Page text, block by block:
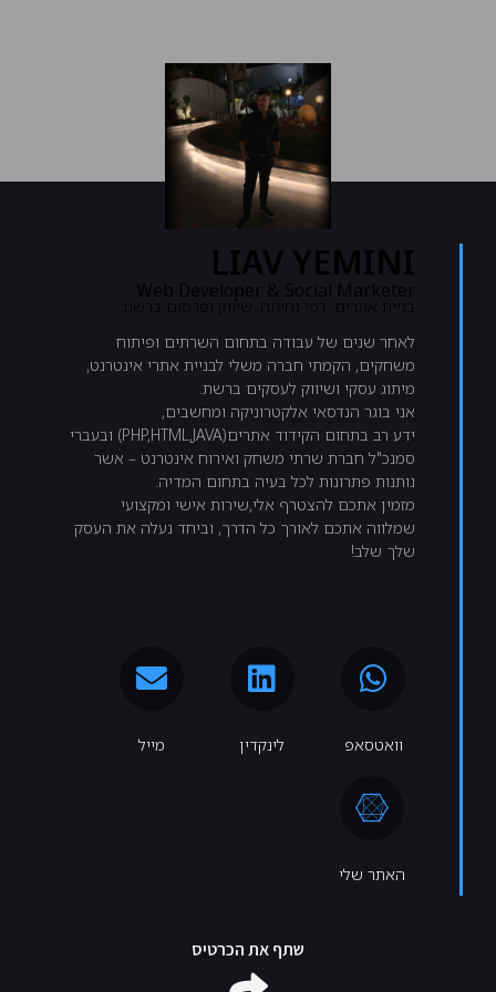
LIAV YEMINI
Web Developer & Social Marketer
בניית אתרים, דפי נחיתה, שיווק ופרסום ברשת.
לאחר שנים של עבודה בתחום השרתים ופיתוח
משחקים, הקמתי חברה משלי לבניית אתרי אינטרנט,
מיתוג עסקי ושיווק לעסקים ברשת.
אני בוגר הנדסאי אלקטרוניקה ומחשבים,
ידע רב בתחום הקידוד אתרים(PHP,HTML,JAVA) ובעברי
סמנכ"ל חברת שרתי משחק ואירוח אינטרנט – אשר
נותנות פתרונות לכל בעיה בתחום המדיה.
מזמין אתכם להצטרף אלי,שירות אישי ומקצועי
שמלווה אתכם לאורך כל הדרך, וביחד נעלה את העסק
שלך שלב!
וואטסאפ לינקדין מייל
האתר שלי
שתף את הכרטיס